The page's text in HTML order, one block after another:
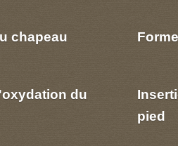
chapeau
du
pied